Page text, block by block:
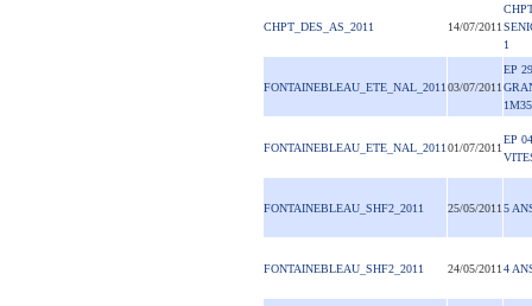
CHPT_DES_AS_2011 14/07/2011
1
FONTAINEBLEAU_ETE_NAL_2011 03/07/2011
EP
1M35
FONTAINEBLEAU_ETE_NAL_2011 01/07/2011
EP
FONTAINEBLEAU_SHF2_2011 25/05/2011 5
FONTAINEBLEAU_SHF2_2011 24/05/2011 4